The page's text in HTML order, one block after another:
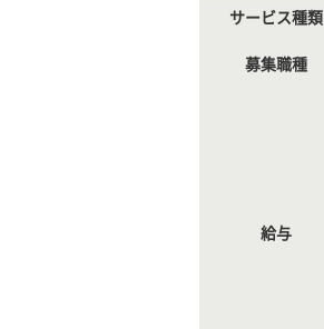
サービス種類
募集職種
給与